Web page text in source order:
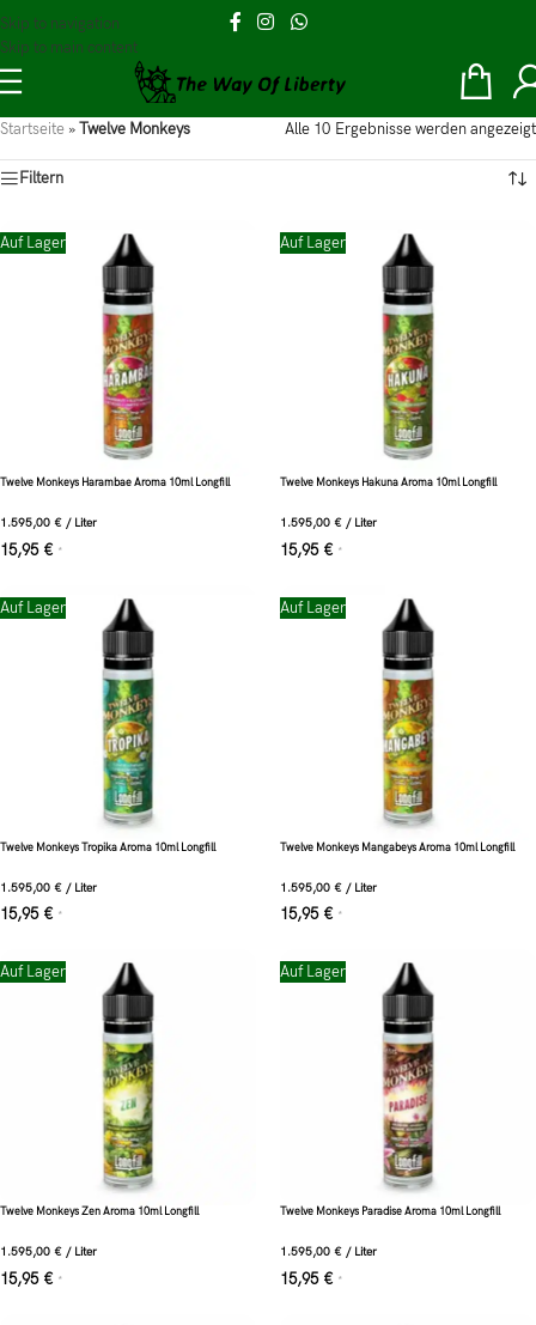
Skip to navigation
Skip to main content
Startseite »Twelve Monkeys Alle 10 Ergebnisse werden angezeigt
Filtern
Auf Lager
Twelve Monkeys Harambae Aroma 10ml Longfill
1.595,00 € / Liter
15,95 € *
Auf Lager
Twelve Monkeys Hakuna Aroma 10ml Longfill
1.595,00 € / Liter
15,95 € *
Auf Lager
Twelve Monkeys Tropika Aroma 10ml Longfill
1.595,00 € / Liter
15,95 € *
Auf Lager
Twelve Monkeys Mangabeys Aroma 10ml Longfill
1.595,00 € / Liter
15,95 € *
Auf Lager
Twelve Monkeys Zen Aroma 10ml Longfill
1.595,00 € / Liter
15,95 € *
Auf Lager
Twelve Monkeys Paradise Aroma 10ml Longfill
1.595,00 € / Liter
15,95 € *